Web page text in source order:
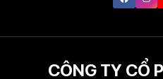
CÔNG TY CỔ